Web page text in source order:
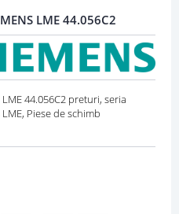
LME 44.056C2
LME 44.056C2 preturi, seria
LME, Piese de schimb